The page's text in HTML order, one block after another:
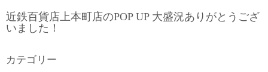
近鉄百貨店上本町店のPOP UP 大盛況ありがとうござ
いました！
カテゴリー